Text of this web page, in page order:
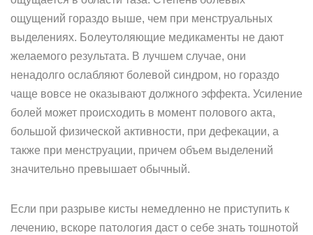
ощущений гораздо выше, чем при менструальных
выделениях. Болеутоляющие медикаменты не дают
желаемого результата. В лучшем случае, они
ненадолго ослабляют болевой синдром, но гораздо
чаще вовсе не оказывают должного эффекта. Усиление
болей может происходить в момент полового акта,
большой физической активности, при дефекации, а
также при менструации, причем объем выделений
значительно превышает обычный.
Если при разрыве кисты немедленно не приступить к
лечению, вскоре патология даст о себе знать тошнотой